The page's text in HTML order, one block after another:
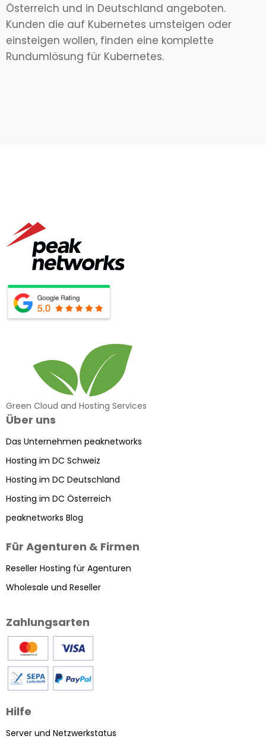
Österreich und in Deutschland angeboten.
Kunden die auf Kubernetes umsteigen oder
einsteigen wollen, finden eine komplette
Rundumlösung für Kubernetes.
Green Cloud and Hosting Services
Über uns
Das Unternehmen peaknetworks
Hosting im DC Schweiz
Hosting im DC Deutschland
Hosting im DC Österreich
peaknetworks Blog
Für Agenturen & Firmen
Reseller Hosting für Agenturen
Wholesale und Reseller
Zahlungsarten
Hilfe
Server und Netzwerkstatus